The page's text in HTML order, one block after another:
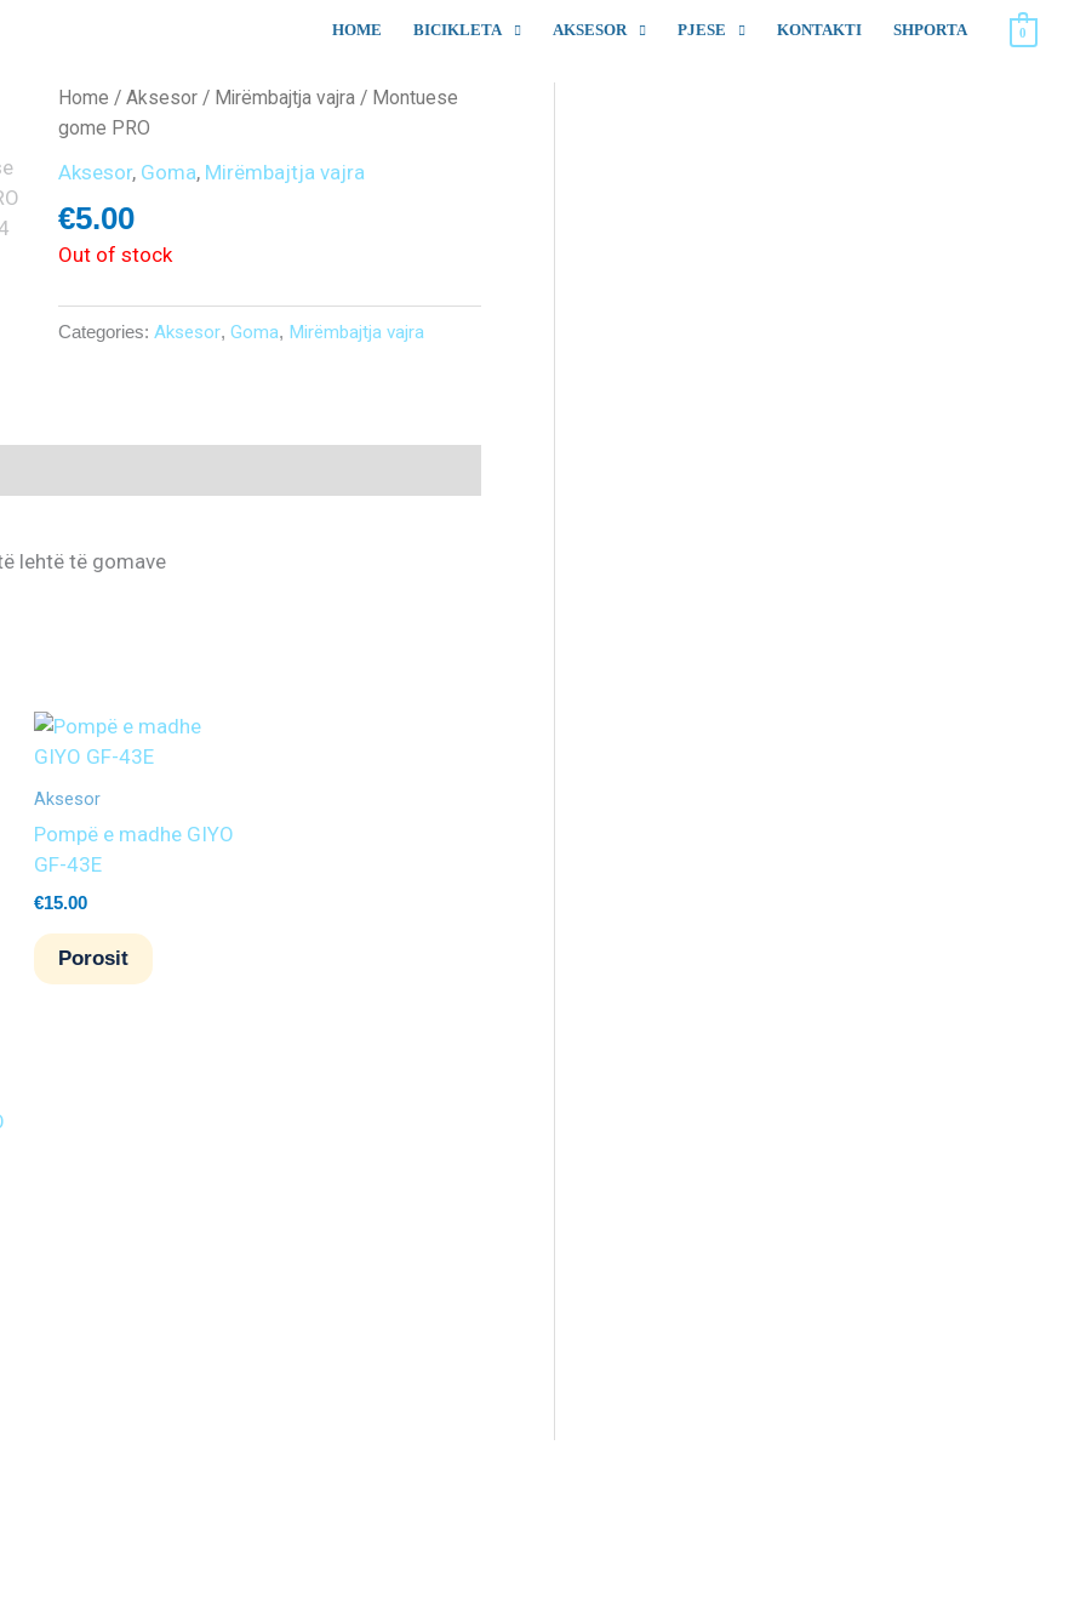
HOME BICIKLETA AKSESOR PJESE KONTAKTI SHPORTA 0
Home /Aksesor / Mirëmbajtja vajra / Montuese
gome PRO
Aksesor, Goma, Mirëmbajtja vajra
€5.00
Out of stock
Categories:Aksesor,Goma, Mirëmbajtja vajra
lehtë të gomave
Aksesor
Pompë e madhe GIYO
GF-43E
€15.00
Porosit